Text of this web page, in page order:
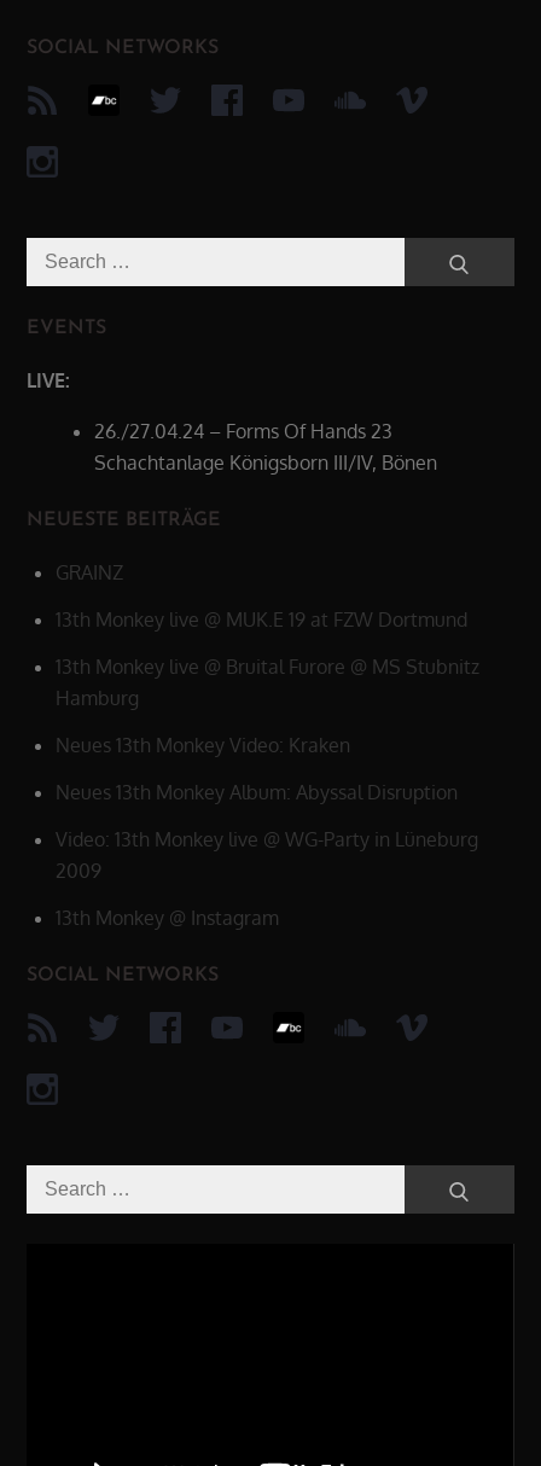
SOCIAL NETWORKS
Search
for:
EVENTS
LIVE:
26./27.04.24 – Forms Of Hands 23
Schachtanlage Königsborn III/IV, Bönen
NEUESTE BEITRÄGE
GRAINZ
13th Monkey live @ MUK.E 19 at FZW Dortmund
13th Monkey live @ Bruital Furore @ MS Stubnitz
Hamburg
Neues 13th Monkey Video: Kraken
Neues 13th Monkey Album: Abyssal Disruption
Video: 13th Monkey live @ WG-Party in Lüneburg
2009
13th Monkey @ Instagram
SOCIAL NETWORKS
Search
for: